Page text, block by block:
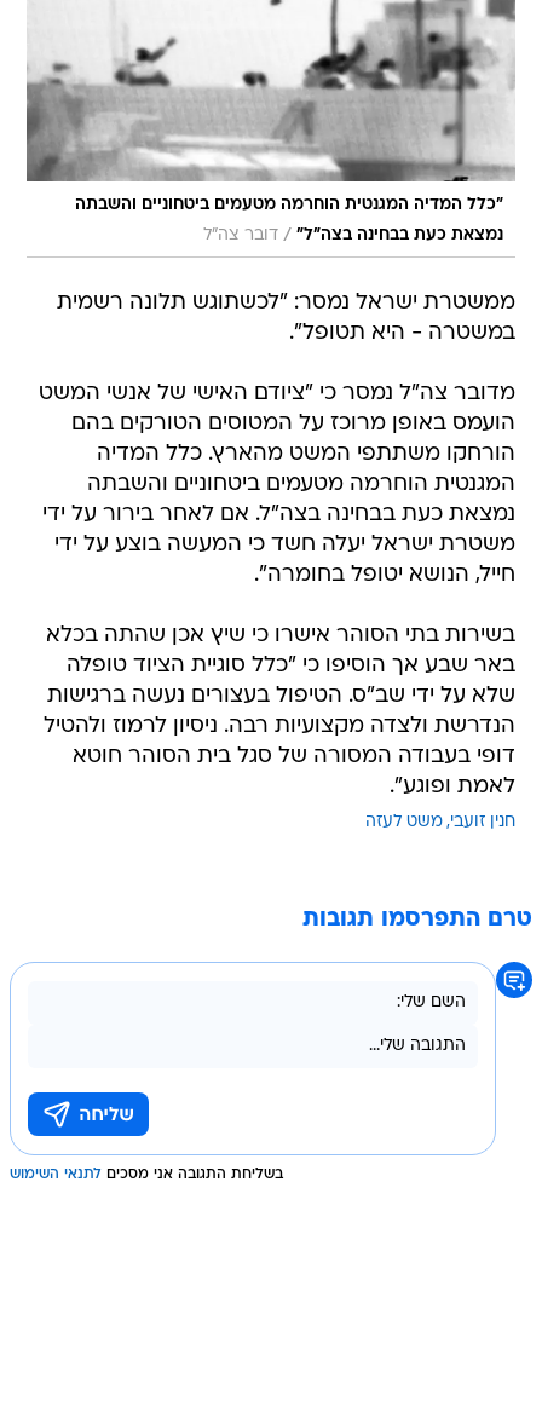
"כלל המדיה המגנטית הוחרמה מטעמים ביטחוניים והשבתה
נמצאת כעת בבחינה בצה"ל" / דובר צה"ל
ממשטרת ישראל נמסר: "לכשתוגש תלונה רשמית
במשטרה - היא תטופל".
מדובר צה"ל נמסר כי "ציודם האישי של אנשי המשט
הועמס באופן מרוכז על המטוסים הטורקים בהם
הורחקו משתתפי המשט מהארץ. כלל המדיה
המגנטית הוחרמה מטעמים ביטחוניים והשבתה
נמצאת כעת בבחינה בצה"ל. אם לאחר בירור על ידי
משטרת ישראל יעלה חשד כי המעשה בוצע על ידי
חייל, הנושא יטופל בחומרה".
בשירות בתי הסוהר אישרו כי שיץ אכן שהתה בכלא
באר שבע אך הוסיפו כי "כלל סוגיית הציוד טופלה
שלא על ידי שב"ס. הטיפול בעצורים נעשה ברגישות
הנדרשת ולצדה מקצועיות רבה. ניסיון לרמוז ולהטיל
דופי בעבודה המסורה של סגל בית הסוהר חוטא
לאמת ופוגע".
חנין זועבי משט לעזה
טרם התפרסמו תגובות
בשליחת התגובה אני מסכים לתנאי השימוש